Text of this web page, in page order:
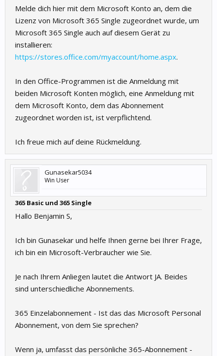
Melde dich hier mit dem Microsoft Konto an, dem die
Lizenz von Microsoft 365 Single zugeordnet wurde, um
Microsoft 365 Single auch auf diesem Gerät zu
installieren:
https://stores.office.com/myaccount/home.aspx.
In den Office-Programmen ist die Anmeldung mit
beiden Microsoft Konten möglich, eine Anmeldung mit
dem Microsoft Konto, dem das Abonnement
zugeordnet worden ist, ist verpflichtend.
Ich freue mich auf deine Rückmeldung.
Gunasekar5034
Win User
365 Basic und 365 Single
Hallo Benjamin S,
Ich bin Gunasekar und helfe Ihnen gerne bei Ihrer Frage,
ich bin ein Microsoft-Verbraucher wie Sie.
Je nach Ihrem Anliegen lautet die Antwort JA. Beides
sind unterschiedliche Abonnements.
365 Einzelabonnement - Ist das das Microsoft Personal
Abonnement, von dem Sie sprechen?
Wenn ja, umfasst das persönliche 365-Abonnement -